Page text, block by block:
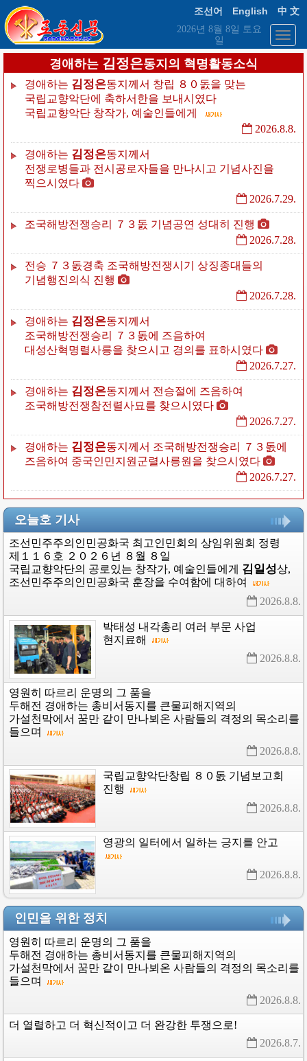
조선어 English
中 文
2026년 8월 8일 토요
일
경애하는 김정은동지의 혁명활동소식
경애하는 김정은동지께서 창립 ８０돐을 맞는
국립교향악단에 축하서한을 보내시였다
국립교향악단 창작가, 예술인들에게
2026.8.8.
경애하는 김정은동지께서
전쟁로병들과 전시공로자들을 만나시고 기념사진을
찍으시였다
2026.7.29.
조국해방전쟁승리 ７３돐 기념공연 성대히 진행
2026.7.28.
전승 ７３돐경축 조국해방전쟁시기
상징종대들의
기념행진의식 진행
2026.7.28.
경애하는 김정은동지께서
조국해방전쟁승리
７３돐에
즈음하여
대성산혁명렬사릉을 찾으시고 경의를 표하시였다
2026.7.27.
경애하는 김정은동지께서 전승절에
즈음하여
조국해방전쟁참전렬사묘를 찾으시였다
2026.7.27.
경애하는 김정은동지께서 조국해방전쟁승리
７３돐에
즈음하여 중국인민지원군렬사릉원을 찾으시였다
2026.7.27.
오늘호 기사
조선민주주의인민공화국 최고인민회의 상임위원회 정령
제１１６호 ２０２６년 ８월 ８일
국립교향악단의 공로있는 창작가, 예술인들에게 김일성상,
조선민주주의인민공화국 훈장을 수여함에 대하여
2026.8.8.
박태성 내각총리 여러 부문 사업
현지료해
2026.8.8.
영원히 따르리 운명의 그 품을
두해전 경애하는 총비서동지를 큰물피해지역의
가설천막에서 꿈만 같이 만나뵈온 사람들의 격정의 목소리를
들으며
2026.8.8.
국립교향악단창립 ８０돐 기념보고회
진행
2026.8.8.
영광의 일터에서 일하는 긍지를 안고
2026.8.8.
인민을 위한 정치
영원히 따르리 운명의 그 품을
두해전 경애하는 총비서동지를 큰물피해지역의
가설천막에서 꿈만 같이 만나뵈온 사람들의 격정의 목소리를
들으며
2026.8.8.
더 열렬하고 더 혁신적이고 더 완강한 투쟁으로!
2026.8.7.